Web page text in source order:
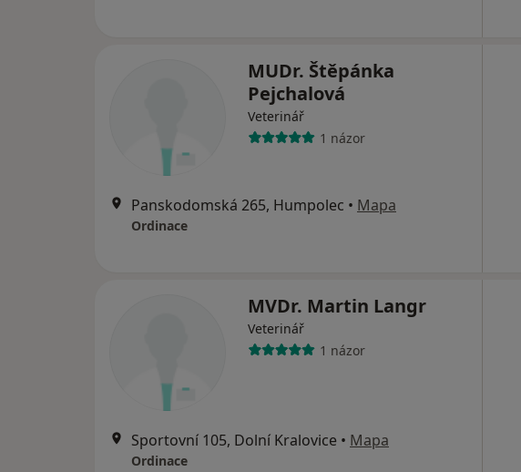
MUDr. Štěpánka
Pejchalová
Veterinář
1 názor
Panskodomská 265, Humpolec • Mapa
Ordinace
MVDr. Martin Langr
Veterinář
1 názor
Sportovní 105, Dolní Kralovice • Mapa
Ordinace